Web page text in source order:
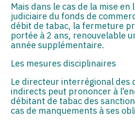
Mais dans le cas de la mise en
judiciaire du fonds de
débit de tabac, la fermeture
portée à 2 ans, renouvelable
année supplémentaire.
Les mesures disciplinaires
Le directeur interrégional des
indirects peut prononcer à
débitant de tabac des
cas de manquements à ses